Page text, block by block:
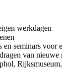
werkdagen
en seminars voor
van